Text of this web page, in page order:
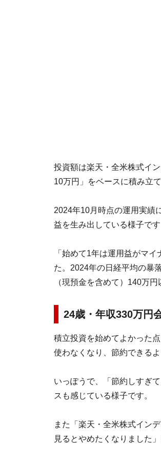
投資額は楽天・全米株式イ
10万円」をベースに積み立
2024年10月時点の運用実績
益を生み出している様子で
「始めて1年は運用益がマ
た。2024年の日経平均の暴
（現預金を含めて）140万
24歳・年収330万円
積立投資を始めてよかった
使わなくなり、節約できる
いっぽうで、「節約しすぎ
スも感じている様子です。
また「楽天・全米株式イン
見るとやめたくなりました